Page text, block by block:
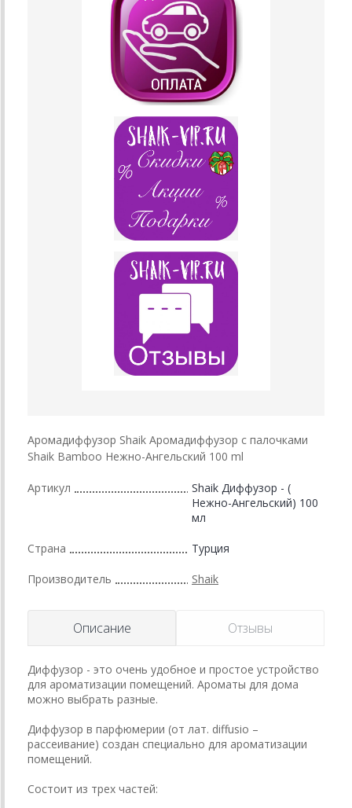
Аромадиффузор Shaik Аромадиффузор с палочками
Shaik Bamboo Нежно-Ангельский 100 ml
Артикул
Shaik Диффузор - (
Нежно-Ангельский) 100
мл
Страна Турция
Производитель Shaik
Описание Отзывы
Диффузор - это очень удобное и простое устройство
для ароматизации помещений. Ароматы для дома
можно выбрать разные.
Диффузор в парфюмерии (от лат. diffusio –
рассеивание) создан специально для ароматизации
помещений.
Состоит из трех частей: